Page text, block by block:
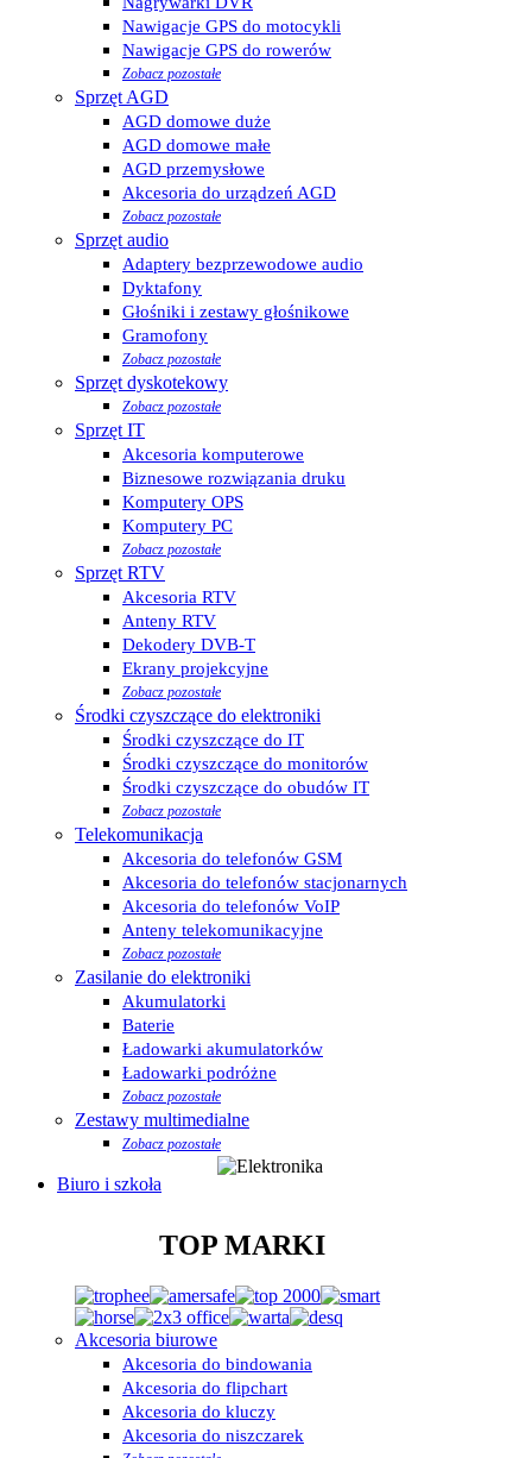
Nawigacje GPS do motocykli
Nawigacje GPS do rowerów
Zobacz pozostałe
Sprzęt AGD
AGD domowe duże
AGD domowe małe
AGD przemysłowe
Akcesoria do urządzeń AGD
Zobacz pozostałe
Sprzęt audio
Adaptery bezprzewodowe audio
Dyktafony
Głośniki i zestawy głośnikowe
Gramofony
Zobacz pozostałe
Sprzęt dyskotekowy
Zobacz pozostałe
Sprzęt IT
Akcesoria komputerowe
Biznesowe rozwiązania druku
Komputery OPS
Komputery PC
Zobacz pozostałe
Sprzęt RTV
Akcesoria RTV
Anteny RTV
Dekodery DVB-T
Ekrany projekcyjne
Zobacz pozostałe
Środki czyszczące do elektroniki
Środki czyszczące do IT
Środki czyszczące do monitorów
Środki czyszczące do obudów IT
Zobacz pozostałe
Telekomunikacja
Akcesoria do telefonów GSM
Akcesoria do telefonów stacjonarnych
Akcesoria do telefonów VoIP
Anteny telekomunikacyjne
Zobacz pozostałe
Zasilanie do elektroniki
Akumulatorki
Baterie
Ładowarki akumulatorków
Ładowarki podróżne
Zobacz pozostałe
Zestawy multimedialne
Zobacz pozostałe
Biuro i szkoła
TOP MARKI
Akcesoria biurowe
Akcesoria do bindowania
Akcesoria do flipchart
Akcesoria do kluczy
Akcesoria do niszczarek